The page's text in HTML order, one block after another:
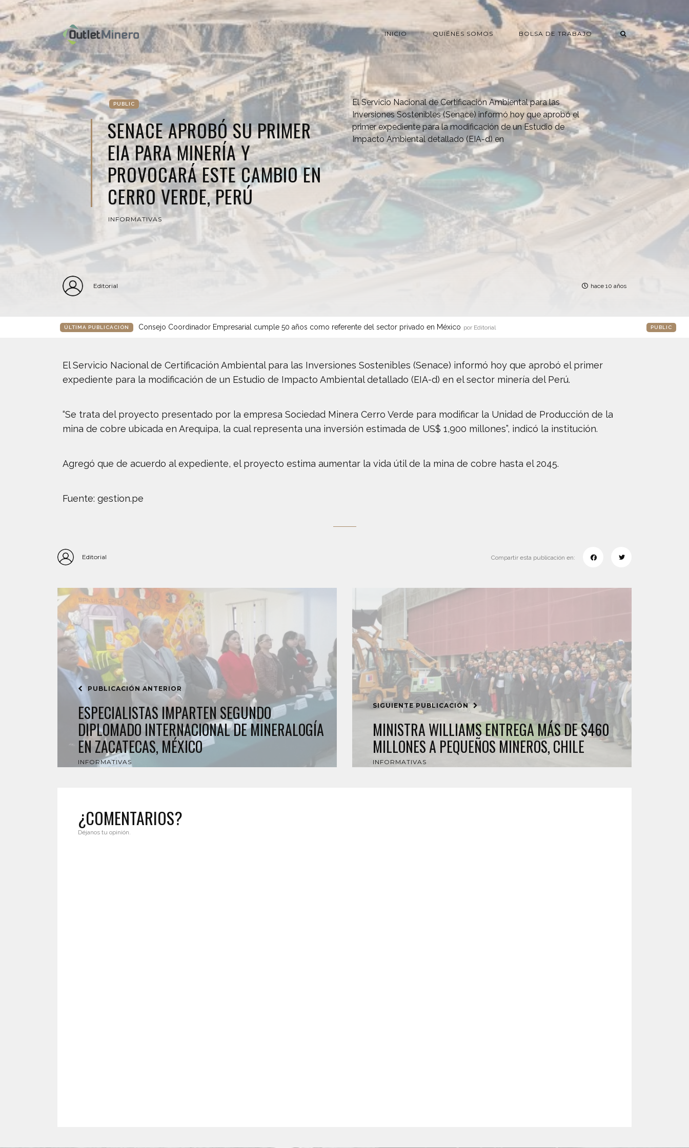
INICIO QUIÉNES SOMOS BOLSA DE TRABAJO
PUBLIC
SENACE APROBÓ SU PRIMER
EIA PARA MINERÍA Y
PROVOCARÁ ESTE CAMBIO EN
CERRO VERDE, PERÚ
INFORMATIVAS
El Servicio Nacional de Certificación Ambiental para las
Inversiones Sostenibles (Senace) informó hoy que aprobó el
primer expediente para la modificación de un Estudio de
Impacto Ambiental detallado (EIA-d) en
Editorial hace 10 años
ÚLTIMA PUBLICACIÓN Consejo Coordinador Empresarial cumple 50 años como referente del sector privado en México por Editorial PUBLIC
El Servicio Nacional de Certificación Ambiental para las Inversiones Sostenibles (Senace) informó hoy que aprobó el primer
expediente para la modificación de un Estudio de Impacto Ambiental detallado (EIA-d) en el sector minería del Perú.
“Se trata del proyecto presentado por la empresa Sociedad Minera Cerro Verde para modificar la Unidad de Producción de la
mina de cobre ubicada en Arequipa, la cual representa una inversión estimada de US$ 1,900 millones”, indicó la institución.
Agregó que de acuerdo al expediente, el proyecto estima aumentar la vida útil de la mina de cobre hasta el 2045.
Fuente: gestion.pe
Editorial Compartir esta publicación en:
PUBLICACIÓN ANTERIOR
ESPECIALISTAS IMPARTEN SEGUNDO
DIPLOMADO INTERNACIONAL DE MINERALOGÍA
EN ZACATECAS, MÉXICO
INFORMATIVAS
SIGUIENTE PUBLICACIÓN
MINISTRA WILLIAMS ENTREGA MÁS DE $460
MILLONES A PEQUEÑOS MINEROS, CHILE
INFORMATIVAS
¿COMENTARIOS?
Déjanos tu opinión.